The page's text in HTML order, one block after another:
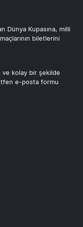
Dünya Kupasına, milli
biletlerini
ve kolay bir şekilde
e-posta formu